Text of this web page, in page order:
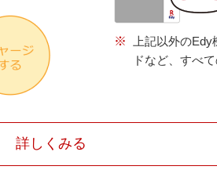
※
上記以外の
ドなど、すべ
詳しくみる